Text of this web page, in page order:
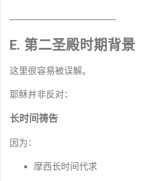
────────────────
E. 第二圣殿时期背景
这里很容易被误解。
耶稣并非反对：
长时间祷告
因为：
摩西长时间代求